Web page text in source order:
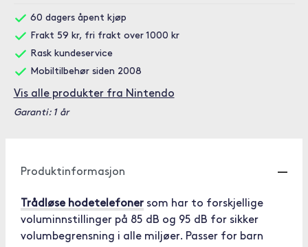
60 dagers åpent kjøp
Frakt 59 kr, fri frakt over 1000 kr
Rask kundeservice
Mobiltilbehør siden 2008
Vis alle produkter fra Nintendo
Garanti: 1 år
Produktinformasjon
Trådløse hodetelefoner som har to forskjellige
voluminnstillinger på 85 dB og 95 dB for sikker
volumbegrensning i alle miljøer. Passer for barn